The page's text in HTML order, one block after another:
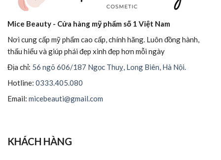
Mice Beauty - Cửa hàng mỹ phẩm số 1 Việt Nam
Nơi cung cấp mỹ phẩm cao cấp, chính hãng. Luôn đồng hành,
thấu hiểu và giúp phái đẹp xinh đẹp hơn mỗi ngày
Địa chỉ: 56 ngõ 606/187 Ngọc Thuỵ, Long Biên, Hà Nội.
Hotline: 0333.405.080
Email: micebeauti@gmail.com
KHÁCH HÀNG